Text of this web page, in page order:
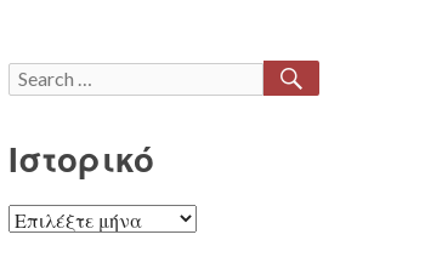
Search
Ιστορικό
Ιστορικό